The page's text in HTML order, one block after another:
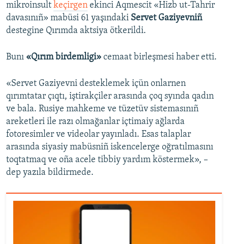
RFE/RS bütün saytları
mikroinsult keçirgen ekinci Aqmescit «Hizb ut-Tahrir
davasınıñ» mabüsi 61 yaşındaki Servet Gaziyevniñ
destegine Qırımda aktsiya ötkerildi.
Bunı «Qırım birdemligi» cemaat birleşmesi haber etti.
«Servet Gaziyevni desteklemek içün onlarnen
qırımtatar çıqtı, iştirakçiler arasında çoq syında qadın
ve bala. Rusiye mahkeme ve tüzetüv sistemasınıñ
areketleri ile razı olmağanlar içtimaiy ağlarda
fotoresimler ve videolar yayınladı. Esas talaplar
arasında siyasiy mabüsniñ iskencelerge oğratılmasını
toqtatmaq ve oña acele tibbiy yardım köstermek», –
dep yazıla bildirmede.